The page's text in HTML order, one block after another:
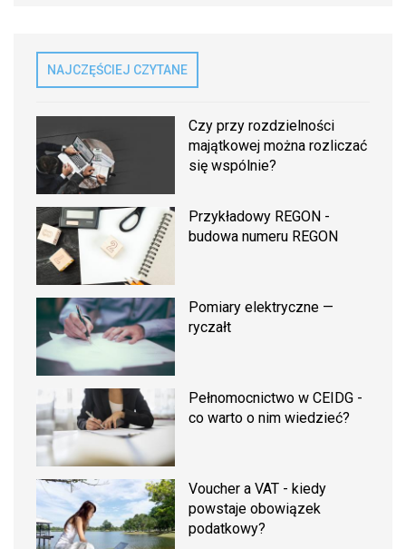
NAJCZĘŚCIEJ CZYTANE
Czy przy rozdzielności
majątkowej można rozliczać
się wspólnie?
Przykładowy REGON -
budowa numeru REGON
Pomiary elektryczne —
ryczałt
Pełnomocnictwo w CEIDG -
co warto o nim wiedzieć?
Voucher a VAT - kiedy
powstaje obowiązek
podatkowy?